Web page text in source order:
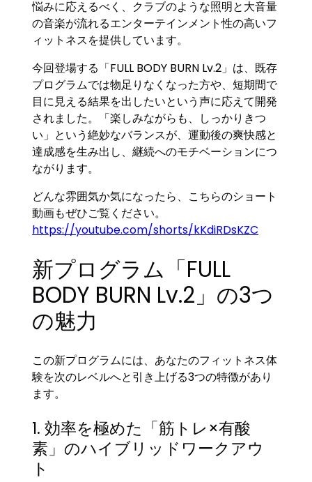
悩みに応えるべく、クラブのような照明と大音量
の音楽が流れるエンターテインメント性の高いフ
ィットネスを提供しています。
今回登場する「FULL BODY BURN Lv.2」は、既存
プログラムでは物足りなくなった方や、短期間で
目に見える結果を出したいという声に応えて開発
されました。「楽しみながらも、しっかりきつ
い」という絶妙なバランスが、運動後の爽快感と
達成感を生み出し、継続へのモチベーションにつ
ながります。
どんな雰囲気か気になったら、こちらのショート
動画もぜひご覧ください。
https://youtube.com/shorts/kKdiRDsKZC
新プログラム「FULL
BODY BURN Lv.2」の3つ
の魅力
この新プログラムには、あなたのフィットネス体
験を次のレベルへと引き上げる3つの特徴があり
ます。
1. 効率を極めた「筋トレ×有酸
素」のハイブリッドワークアウ
ト